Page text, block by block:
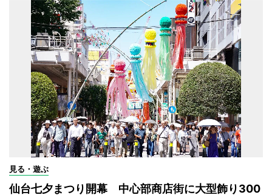
見る・遊ぶ
仙台七夕まつり開幕 中心部商店街に大型飾り300